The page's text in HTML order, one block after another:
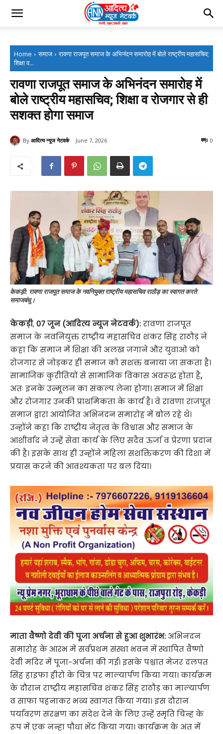
Home समाज
रावणा राजपूत समाज के अभिनंदन समारोह में बोले राष्ट्रीय महासचिव;
शिक्षा व...
रावणा राजपूत समाज के अभिनंदन समारोह में
बोले राष्ट्रीय महासचिव; शिक्षा व रोजगार से ही
सशक्त होगा समाज
By आदित्य न्यूज नेटवर्क June 7, 2026 0
केकड़ी: रावणा राजपूत समाज के नवनियुक्त राष्ट्रीय महासचिव राठौड़ का स्वागत करते
समाजबंधु।
केकड़ी,07 जून (आदित्य न्यूज नेटवर्क):रावणा राजपूत
समाज के नवनियुक्त राष्ट्रीय महासचिव शंकर सिंह राठौड़ ने
कहा कि समाज में शिक्षा की अलख जगाने और युवाओं को
रोजगार से जोड़कर ही समाज को सशक्त बनाया जा सकता है।
सामाजिक कुरीतियों से सामाजिक विकास अवरूद्ध होता है,
अतः इनके उन्मूलन का संकल्प लेना होगा। समाज में शिक्षा
और रोजगार उनकी प्राथमिकता के कार्य है। वे रावणा राजपूत
समाज द्वारा आयोजित अभिनंदन समारोह में बोल रहे थे।
उन्होंने कहा कि राष्ट्रीय नेतृत्व के विश्वास और समाज के
आशीर्वाद ने उन्हें सेवा कार्य के लिए सदैव ऊर्जा व प्रेरणा प्रदान
की है। इसके साथ ही उन्होंने महिला सशक्तिकरण की दिशा में
प्रयास करने की आवश्यकता पर बल दिया।
माता वैष्णो देवी की पूजा अर्चना से हुआ शुभारंभ: अभिनंदन
समारोह के आरंभ में सर्वप्रथम संस्था भवन में स्थापित वैष्णो
देवी मंदिर में पूजा-अर्चना की गई। इसके पश्चात मेजर दलपत
सिंह हाइफा हीरो के चित्र पर माल्यार्पण किया गया। कार्यक्रम
के दौरान राष्ट्रीय महासचिव शंकर सिंह राठौड़ का माल्यार्पण
व साफा पहनाकर भव्य स्वागत किया गया। इस दौरान
पर्यावरण संरक्षण का संदेश देने के लिए उन्हें स्मृति चिन्ह के
रूप में एक नन्हा पौधा भेंट किया गया। कार्यक्रम के अंत में